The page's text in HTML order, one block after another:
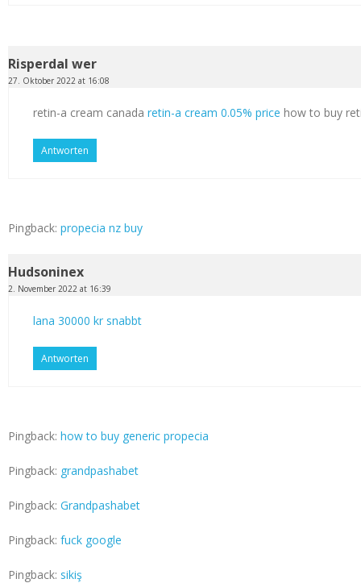
Risperdal wer
27. Oktober 2022 at 16:08
retin-a cream canada retin-a cream 0.05% price how to buy
Antworten
Pingback: propecia nz buy
Hudsoninex
2. November 2022 at 16:39
lana 30000 kr snabbt
Antworten
Pingback: how to buy generic propecia
Pingback: grandpashabet
Pingback: Grandpashabet
Pingback: fuck google
Pingback: sikiş